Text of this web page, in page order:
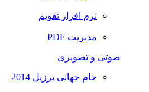
نرم افزار تقویم
مدیریت PDF
صوتی و تصویری
جام جهانی برزیل 2014